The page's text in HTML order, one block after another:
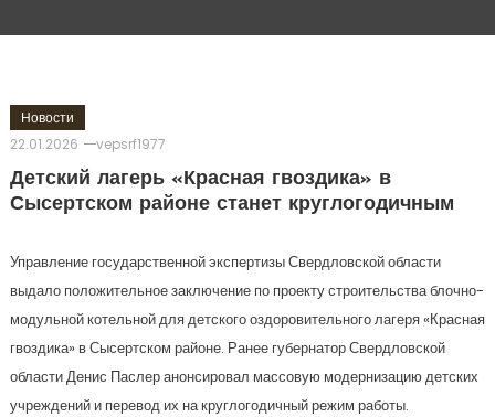
Новости
22.01.2026
vepsrf1977
Детский лагерь «Красная гвоздика» в
Сысертском районе станет круглогодичным
Управление государственной экспертизы Свердловской области
выдало положительное заключение по проекту строительства блочно-
модульной котельной для детского оздоровительного лагеря «Красная
гвоздика» в Сысертском районе. Ранее губернатор Свердловской
области Денис Паслер анонсировал массовую модернизацию детских
учреждений и перевод их на круглогодичный режим работы.